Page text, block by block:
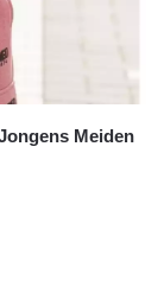
Meiden